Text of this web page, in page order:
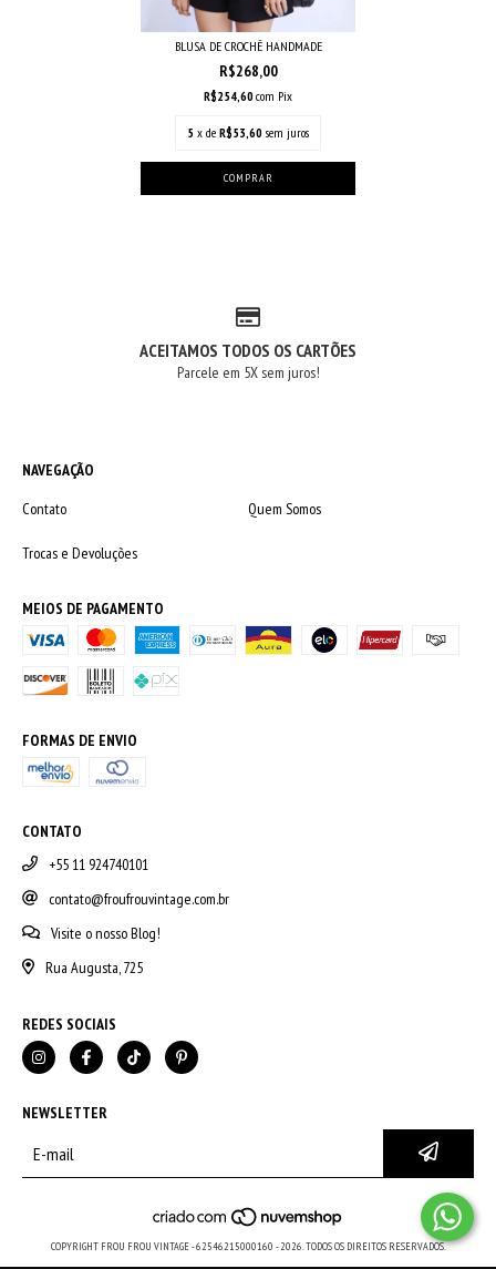
BLUSA DE CROCHÊ HANDMADE
R$268,00
R$254,60com Pix
5 x de R$53,60 sem juros
ACEITAMOS TODOS OS CARTÕES
Parcele em 5X sem juros!
NAVEGAÇÃO
Contato
Quem Somos
Trocas e Devoluções
MEIOS DE PAGAMENTO
FORMAS DE ENVIO
CONTATO
+55 11 924740101
contato@froufrouvintage.com.br
Visite o nosso Blog!
Rua Augusta, 725
REDES SOCIAIS
NEWSLETTER
COPYRIGHT FROU FROU VINTAGE - 62546215000160 - 2026. TODOS OS DIREITOS RESERVADOS.